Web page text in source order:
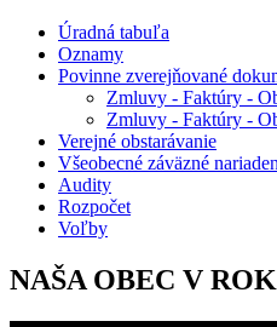
Úradná tabuľa
Oznamy
Povinne zverejňované
Zmluvy - Faktúry -
Zmluvy - Faktúry -
Verejné obstarávanie
Všeobecné záväzné
Audity
Rozpočet
Voľby
NAŠA OBEC V